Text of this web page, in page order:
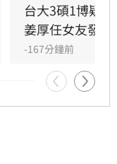
其學歷真實性
論風波，姜厚
已像偵探片，
台大3碩1博疑
姜厚任女友發聲
-167分鐘前